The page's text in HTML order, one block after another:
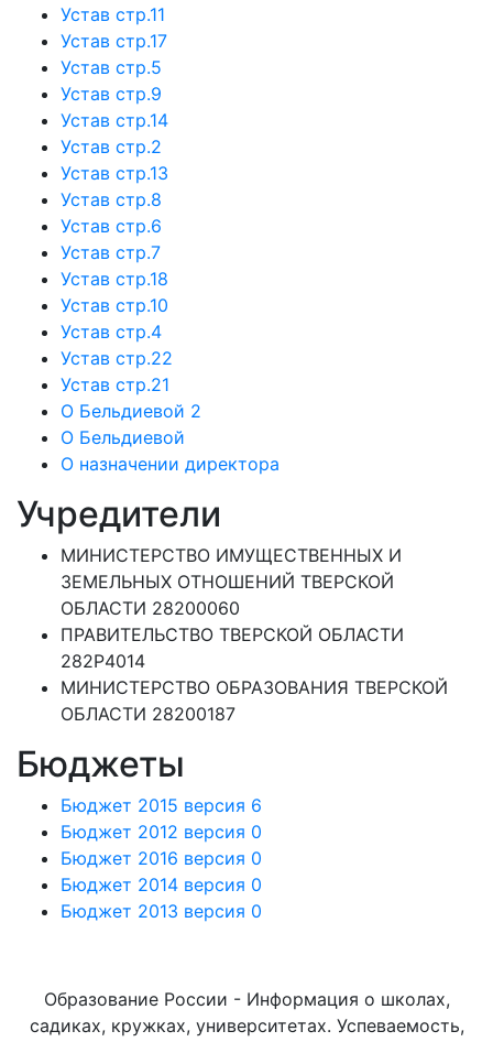
Устав стр.11
Устав стр.17
Устав стр.5
Устав стр.9
Устав стр.14
Устав стр.2
Устав стр.13
Устав стр.8
Устав стр.6
Устав стр.7
Устав стр.18
Устав стр.10
Устав стр.4
Устав стр.22
Устав стр.21
О Бельдиевой 2
О Бельдиевой
О назначении директора
Учредители
МИНИСТЕРСТВО ИМУЩЕСТВЕННЫХ И
ЗЕМЕЛЬНЫХ ОТНОШЕНИЙ ТВЕРСКОЙ
ОБЛАСТИ 28200060
ПРАВИТЕЛЬСТВО ТВЕРСКОЙ ОБЛАСТИ
282Р4014
МИНИСТЕРСТВО ОБРАЗОВАНИЯ ТВЕРСКОЙ
ОБЛАСТИ 28200187
Бюджеты
Бюджет 2015 версия 6
Бюджет 2012 версия 0
Бюджет 2016 версия 0
Бюджет 2014 версия 0
Бюджет 2013 версия 0
Образование России - Информация о школах,
садиках, кружках, университетах. Успеваемость,